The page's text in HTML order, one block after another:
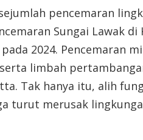
pencemaran
Sungai Lawak
2024. Pencemaran
limbah
Tak hanya itu, alih
turut merusak